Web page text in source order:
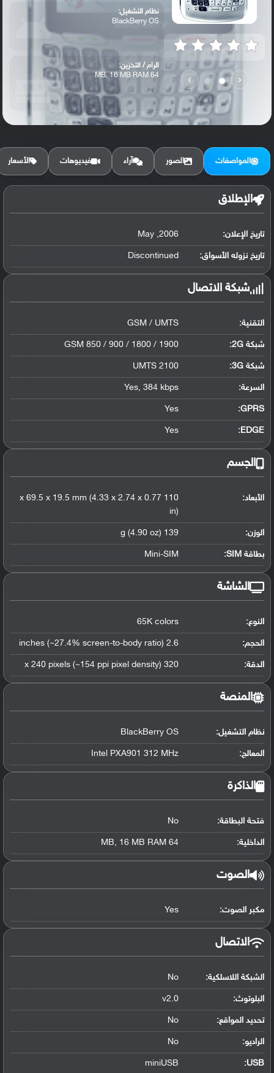
‹
›
نظام التشغيل:
BlackBerry OS
الرام / التخزين:
64 MB, 16 MB RAM
المواصفات الصور آراء فيديوهات الأسعار
الإطلاق
تاريخ الإعلان: 2006, May
تاريخ نزوله الأسواق: Discontinued
شبكة الاتصال
التقنية: GSM / UMTS
شبكة 2G: GSM 850 / 900 / 1800 / 1900
شبكة 3G :
UMTS 2100
السرعة: Yes, 384 kbps
GPRS:
Yes
EDGE:
Yes
الجسم
الأبعاد:
110 x 69.5 x 19.5 mm (4.33 x 2.74 x 0.77
in)
الوزن: 139 g (4.90 oz)
بطاقة SIM: Mini-SIM
الشاشة
النوع: 65K colors
الحجم: 2.6 inches (~27.4% screen-to-body ratio)
الدقة: 320 x 240 pixels (~154 ppi pixel density)
المنصة
نظام التشغيل:
BlackBerry OS
المعالج:
Intel PXA901 312 MHz
الذاكرة
فتحة البطاقة: No
الداخلية: 64 MB, 16 MB RAM
الصوت
مكبر الصوت: Yes
الاتصال
الشبكة اللاسلكية: No
البلوتوث:
v2.0
تحديد المواقع:
No
الراديو: No
USB
:
miniUSB